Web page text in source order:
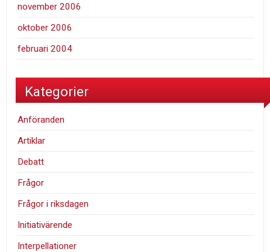
november 2006
oktober 2006
februari 2004
Kategorier
Anföranden
Artiklar
Debatt
Frågor
Frågor i riksdagen
Initiativärende
Interpellationer